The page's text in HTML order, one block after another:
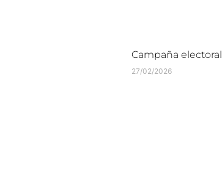
Campaña electoral
27/02/2026